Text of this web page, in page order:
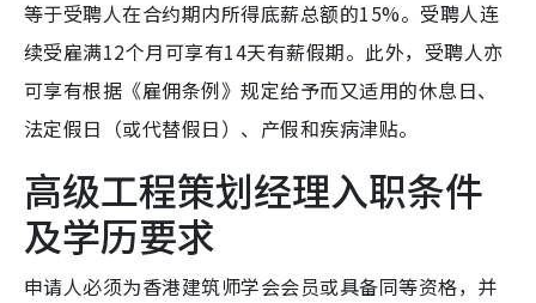
等于受聘人在合约期内所得底薪总额的15%。受聘人连
续受雇满12个月可享有14天有薪假期。此外，受聘人亦
可享有根据《雇佣条例》规定给予而又适用的休息日、
法定假日（或代替假日）、产假和疾病津贴。
高级工程策划经理入职条件
及学历要求
申请人必须为香港建筑师学会会员或具备同等资格，并